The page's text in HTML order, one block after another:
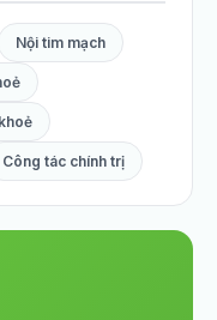
Nội tim mạch
Công tác chính trị